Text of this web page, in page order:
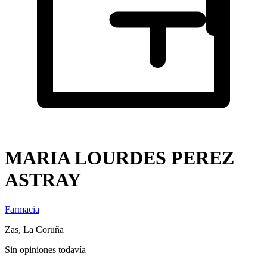
MARIA LOURDES PEREZ
ASTRAY
Farmacia
Zas, La Coruña
Sin opiniones todavía